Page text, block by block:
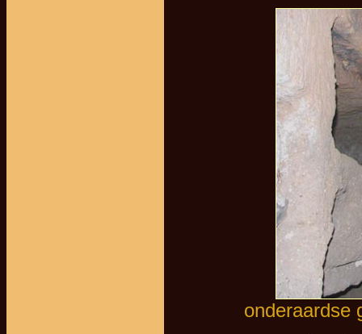
onderaardse